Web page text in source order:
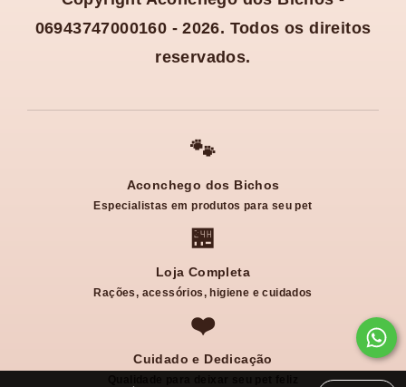
06943747000160 - 2026. Todos os direitos
reservados.
🐾
Aconchego dos Bichos
Especialistas em produtos para seu pet
🏪
Loja Completa
Rações, acessórios, higiene e cuidados
❤️
Cuidado e Dedicação